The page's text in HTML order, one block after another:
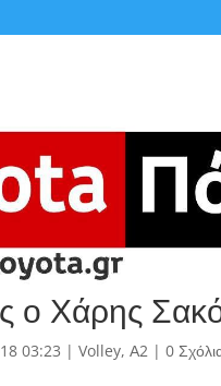
ο Χάρης
03:23 | Volley, Α2| 0